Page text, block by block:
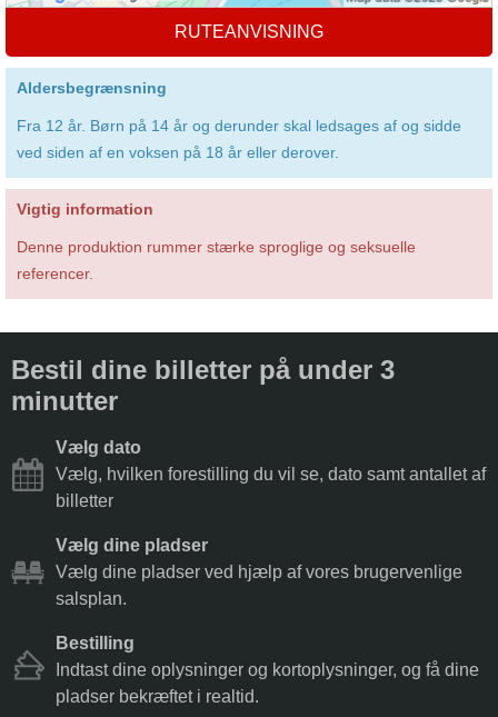
RUTEANVISNING
Aldersbegrænsning
Fra 12 år. Børn på 14 år og derunder skal ledsages af og sidde
ved siden af en voksen på 18 år eller derover.
Vigtig information
Denne produktion rummer stærke sproglige og seksuelle
referencer.
Bestil dine billetter på under 3
minutter
Vælg dato
Vælg, hvilken forestilling du vil se, dato samt antallet af
billetter
Vælg dine pladser
Vælg dine pladser ved hjælp af vores brugervenlige
salsplan.
Bestilling
Indtast dine oplysninger og kortoplysninger, og få dine
pladser bekræftet i realtid.